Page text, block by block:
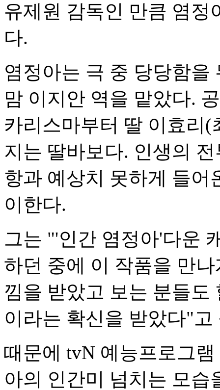
유제원 감독인 만큼 염정
다.
염정아는 극 중 당당함을
맘 이지안 역을 맡았다.
카리스마부터 딸 이효리
지는 딸바보다. 인생의
항과 예상치 못하게 들어
이한다.
그는 "'인간 염정아'다운
하던 중에 이 작품을 만
낌을 받았고 보는 분들도
이라는 확신을 받았다"
때문에 tvN 예능프로그
아의 인간미 넘치는 모습